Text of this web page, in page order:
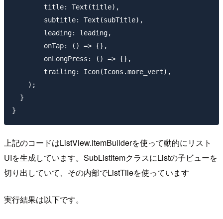
        title: Text(title),
        subtitle: Text(subTitle),
        leading: leading,
        onTap: () => {},
        onLongPress: () => {},
        trailing: Icon(Icons.more_vert),
    );
  }
上記のコードはListView.itemBuilderを使って動的にリスト
UIを生成しています。SubListItemクラスにListの子ビューを
切り出していて、その内部でListTileを使っています
実行結果は以下です。